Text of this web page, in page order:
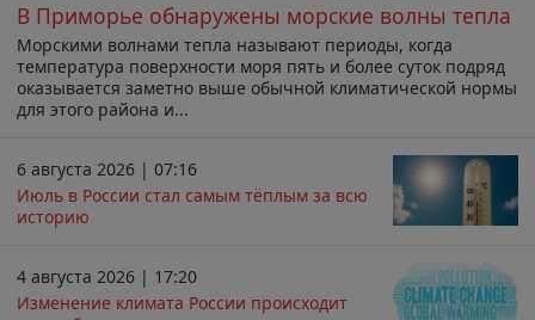
В Приморье обнаружены морские волны тепла
Морскими волнами тепла называют периоды, когда
температура поверхности моря пять и более суток подряд
оказывается заметно выше обычной климатической нормы
для этого района и...
6 августа 2026 | 07:16
Июль в России стал самым тёплым за всю
историю
4 августа 2026 | 17:20
Изменение климата России происходит